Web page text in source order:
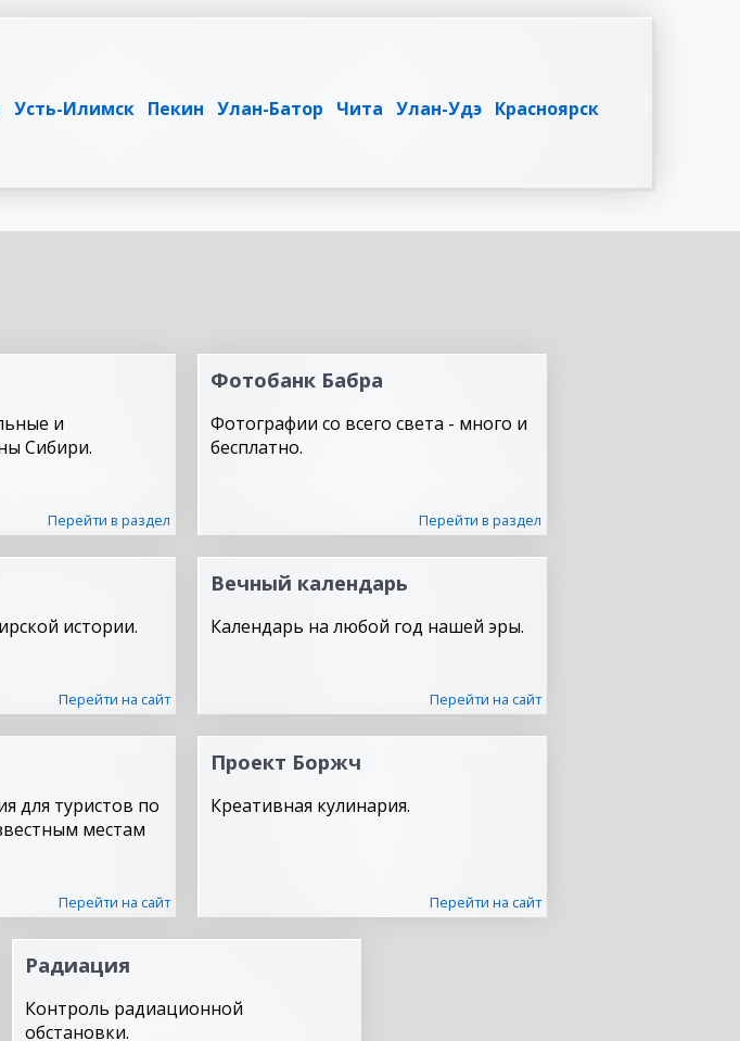
Усть-Илимск Пекин Улан-Батор Чита Улан-Удэ Красноярск
и
Сибири.
Перейти в раздел
Фотобанк Бабра
Фотографии со всего света - много и
бесплатно.
Перейти в раздел
истории.
Перейти на сайт
Вечный календарь
Календарь на любой год нашей эры.
Перейти на сайт
для туристов по
местам
Перейти на сайт
Проект Боржч
Креативная кулинария.
Перейти на сайт
Радиация
Контроль радиационной
обстановки.